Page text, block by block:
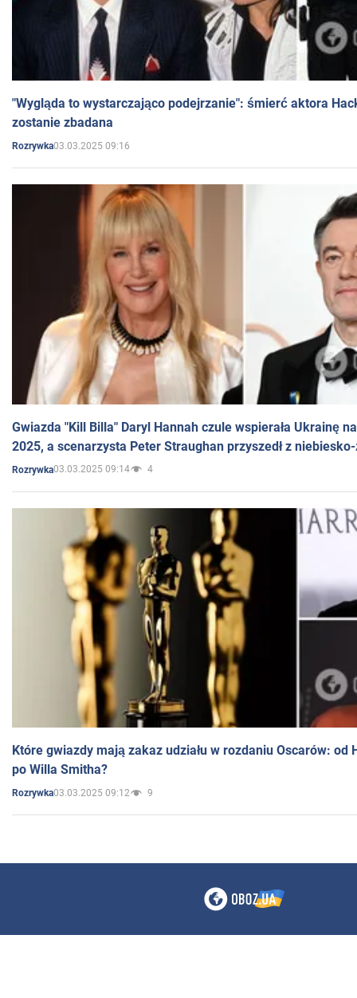
"Wygląda to wystarczająco podejrzanie": śmierć aktora
zostanie zbadana
Rozrywka03.03.2025 09:16
Gwiazda "Kill Billa" Daryl Hannah czule wspierała Ukrainę
2025, a scenarzysta Peter Straughan przyszedł z
Rozrywka03.03.2025 09:14 4
Które gwiazdy mają zakaz udziału w rozdaniu Oscarów: od
po Willa Smitha?
Rozrywka03.03.2025 09:12 9